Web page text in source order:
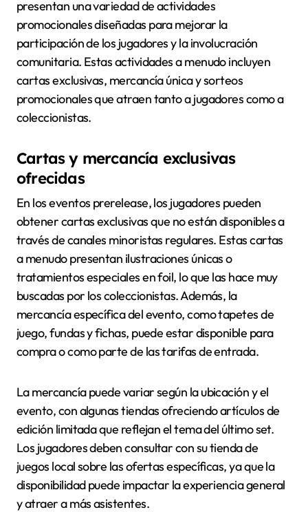
presentan una variedad de actividades
promocionales diseñadas para mejorar la
participación de los jugadores y la involucración
comunitaria. Estas actividades a menudo incluyen
cartas exclusivas, mercancía única y sorteos
promocionales que atraen tanto a jugadores como a
coleccionistas.
Cartas y mercancía exclusivas
ofrecidas
En los eventos prerelease, los jugadores pueden
obtener cartas exclusivas que no están disponibles a
través de canales minoristas regulares. Estas cartas
a menudo presentan ilustraciones únicas o
tratamientos especiales en foil, lo que las hace muy
buscadas por los coleccionistas. Además, la
mercancía específica del evento, como tapetes de
juego, fundas y fichas, puede estar disponible para
compra o como parte de las tarifas de entrada.
La mercancía puede variar según la ubicación y el
evento, con algunas tiendas ofreciendo artículos de
edición limitada que reflejan el tema del último set.
Los jugadores deben consultar con su tienda de
juegos local sobre las ofertas específicas, ya que la
disponibilidad puede impactar la experiencia general
y atraer a más asistentes.